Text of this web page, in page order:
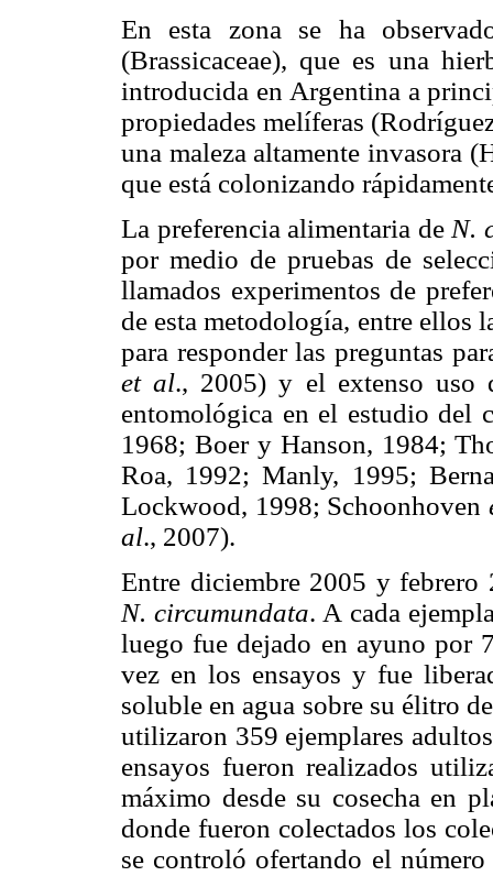
En esta zona se ha
(Brassicaceae), que es una
introducida en Argentina a
propiedades melíferas
una maleza altamente invasora
que está colonizando
La preferencia alimentaria de N.
por medio de pruebas de
llamados experimentos de
de esta metodología, entre ellos
para responder las preguntas
et al., 2005) y el extenso uso
entomológica en el estudio del
1968; Boer y Hanson, 1984;
Roa, 1992; Manly, 1995;
Lockwood, 1998; Schoonhoven
al., 2007).
Entre diciembre 2005 y febrero
N. circumundata. A cada
luego fue dejado en ayuno por
vez en los ensayos y fue
soluble en agua sobre su élitro
utilizaron 359 ejemplares
ensayos fueron realizados
máximo desde su cosecha en
donde fueron colectados los
se controló ofertando el